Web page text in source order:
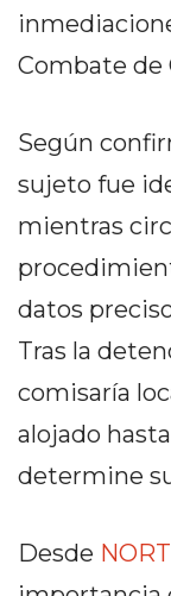
DELIVERIES
CÓMO
PEDIDOS DE
POR
AYUDA
Y
Combate de
Según
sujeto fue
mientras
datos
Tras la
comisaría
alojado
determine
Desde